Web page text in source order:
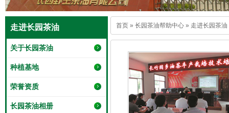
走进长园茶油
关于长园茶油
种植基地
荣誉资质
长园茶油相册
首页 » 长园茶油帮助中心 » 走进长园茶油